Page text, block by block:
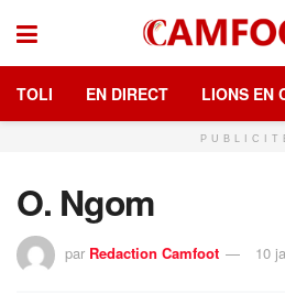
TOLI EN DIRECT LIONS EN
O. Ngom
par Redaction Camfoot 10